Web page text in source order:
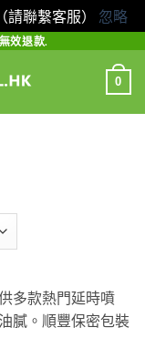
聯繫客服） 忽略
效退款.
0
多款熱門延時噴
膩。順豐保密包裝